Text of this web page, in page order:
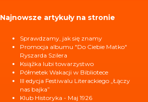
Najnowsze artykuły na stronie
Sprawdzamy, jak się znamy
Promocja albumu "Do Ciebie Matko"
Ryszarda Szilera
Książka lubi towarzystwo
Półmetek Wakacji w Bibliotece
III edycja Festiwalu Literackiego „Łączy
nas bajka”
Klub Historyka - Maj 1926